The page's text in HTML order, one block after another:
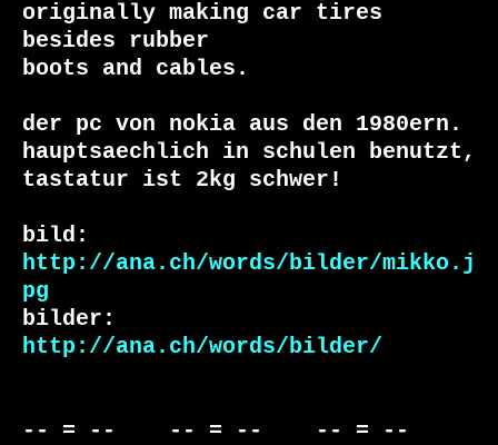
originally making car tires
besides rubber
boots and cables.
der pc von nokia aus den 1980ern.
hauptsaechlich in schulen benutzt,
tastatur ist 2kg schwer!
http://ana.ch/words/bilder/mikko.j
pg
http://ana.ch/words/bilder/
-- = --    -- = --    -- = --